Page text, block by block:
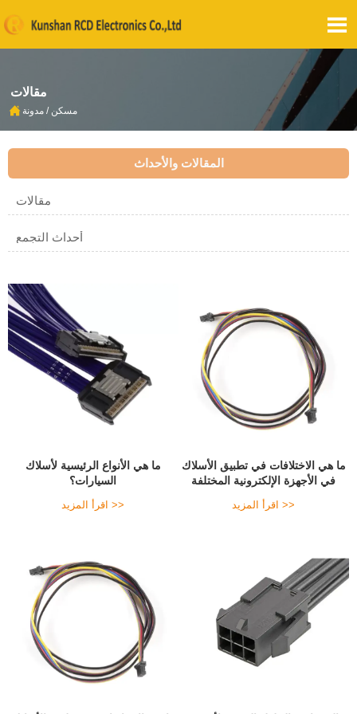

مقالات
 مسكن / مدونة
المقالات والأحداث
مقالات
أحداث التجمع
ما هي الأنواع الرئيسية لأسلاك
السيارات؟
اقرأ المزيد >>
ما هي الاختلافات في تطبيق الأسلاك
في الأجهزة الإلكترونية المختلفة
اقرأ المزيد >>